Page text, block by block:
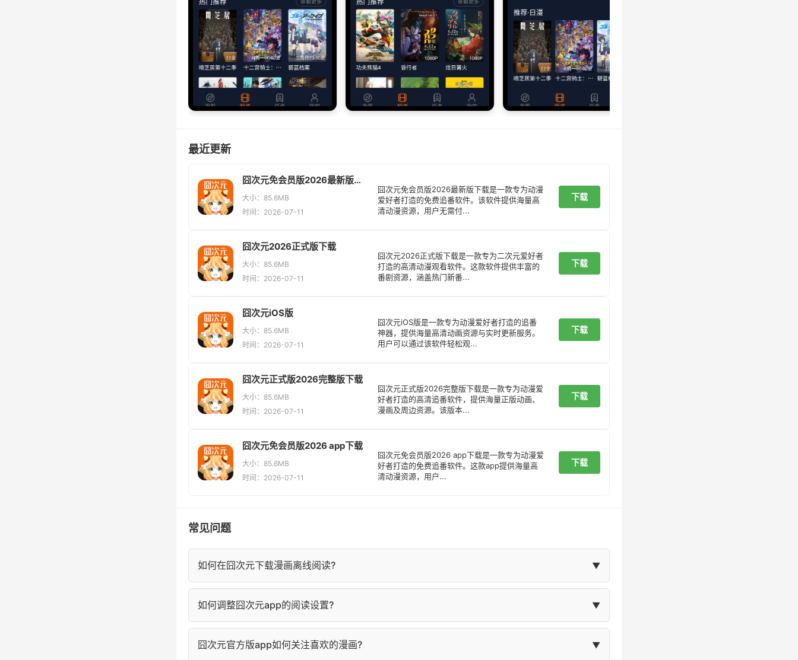
最近更新
囧次元免会员版2026最新版下载
大小：85.6MB
时间：2026-07-11
囧次元免会员版2026最新版下载是一款专为动漫
爱好者打造的免费追番软件。该软件提供海量高
清动漫资源，用户无需付...
下载
囧次元2026正式版下载
大小：85.6MB
时间：2026-07-11
囧次元2026正式版下载是一款专为二次元爱好者
打造的高清动漫观看软件。这款软件提供丰富的
番剧资源，涵盖热门新番...
下载
囧次元iOS版
大小：85.6MB
时间：2026-07-11
囧次元iOS版是一款专为动漫爱好者打造的追番
神器，提供海量高清动画资源与实时更新服务。
用户可以通过该软件轻松观...
下载
囧次元正式版2026完整版下载
大小：85.6MB
时间：2026-07-11
囧次元正式版2026完整版下载是一款专为动漫爱
好者打造的高清追番软件，提供海量正版动画、
漫画及周边资源。该版本...
下载
囧次元免会员版2026 app下载
大小：85.6MB
时间：2026-07-11
囧次元免会员版2026 app下载是一款专为动漫爱
好者打造的免费追番软件。这款app提供海量高
清动漫资源，用户...
下载
常见问题
如何在囧次元下载漫画离线阅读? ▼
进入囧次元漫画详情页，点击"下载"按钮，选择要下载的章节即可。下载完成后，在"我的"页面
的"离线缓存"中查看。
如何调整囧次元app的阅读设置? ▼
在囧次元阅读页面点击屏幕中央，弹出阅读设置菜单，可调整亮度、背景色、字体大小等设置。
囧次元官方版app如何关注喜欢的漫画? ▼